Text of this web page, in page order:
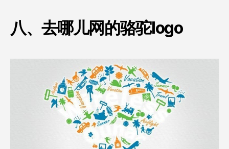
八、去哪儿网的骆驼logo